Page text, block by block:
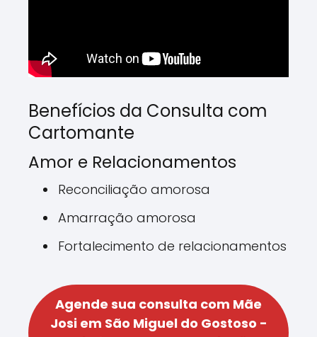
Benefícios da Consulta com
Cartomante
Amor e Relacionamentos
Reconciliação amorosa
Amarração amorosa
Fortalecimento de relacionamentos
Agende sua consulta com Mãe
Josi em São Miguel do Gostoso -